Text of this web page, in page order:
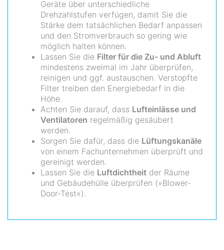
Geräte über unterschiedliche
Drehzahlstufen verfügen, damit Sie die
Stärke dem tatsächlichen Bedarf anpassen
und den Stromverbrauch so gering wie
möglich halten können.
Lassen Sie die Filter für die Zu- und Abluft
mindestens zweimal im Jahr überprüfen,
reinigen und ggf. austauschen. Verstopfte
Filter treiben den Energiebedarf in die
Höhe.
Achten Sie darauf, dass Lufteinlässe und
Ventilatoren regelmäßig gesäubert
werden.
Sorgen Sie dafür, dass die Lüftungskanäle
von einem Fachunternehmen überprüft und
gereinigt werden.
Lassen Sie die Luftdichtheitder Räume
und Gebäudehülle überprüfen (»Blower-
Door-Test«).